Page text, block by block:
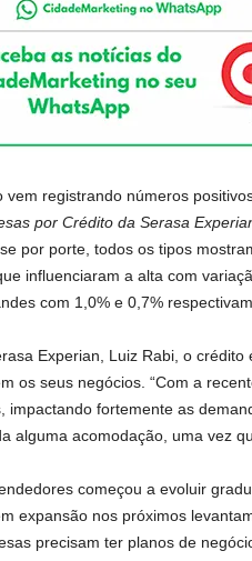
registrando números
por Crédito da Serasa
por porte, todos os tipos
influenciaram a alta com
com 1,0% e 0,7%
Experian, Luiz Rabi, o crédito
os seus negócios. “Com a
impactando fortemente as
alguma acomodação, uma vez
começou a evoluir
expansão nos próximos
precisam ter planos de